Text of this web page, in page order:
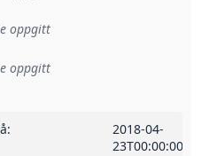
oppgitt
oppgitt
:
2018-04-
23T00:00:00Z